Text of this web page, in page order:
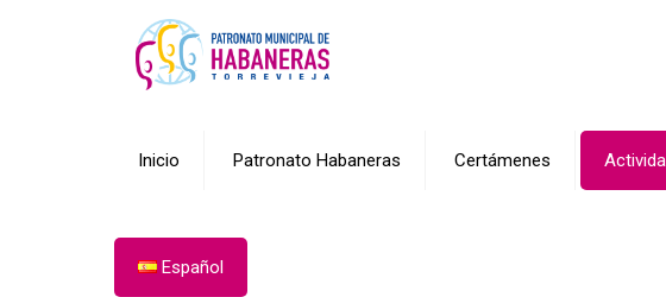
Inicio Patronato Habaneras Certámenes
Español